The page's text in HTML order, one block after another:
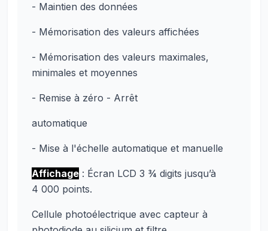
- Maintien des données
- Mémorisation des valeurs affichées
- Mémorisation des valeurs maximales,
minimales et moyennes
- Remise à zéro - Arrêt
automatique
- Mise à l'échelle automatique et manuelle
Affichage : Écran LCD 3 ¾ digits jusqu’à
4 000 points.
Cellule photoélectrique avec capteur à